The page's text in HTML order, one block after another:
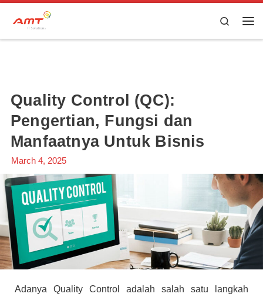
Skip to content Search
Quality Control (QC):
Pengertian, Fungsi dan
Manfaatnya Untuk Bisnis
March 4, 2025
Adanya Quality Control adalah salah satu langkah